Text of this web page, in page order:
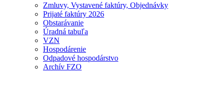
Zmluvy, Vystavené faktúry, Objednávky
Prijaté faktúry 2026
Obstarávanie
Úradná tabuľa
VZN
Hospodárenie
Odpadové hospodárstvo
Archív FZO